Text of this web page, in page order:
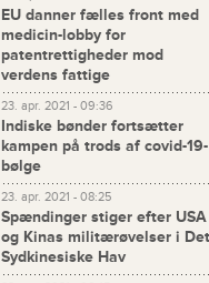
EU danner fælles front med
medicin-lobby for
patentrettigheder mod
verdens fattige
23. apr. 2021 - 09:36
Indiske bønder fortsætter
kampen på trods af covid-19-
bølge
23. apr. 2021 - 08:25
Spændinger stiger efter USA
og Kinas militærøvelser i Det
Sydkinesiske Hav